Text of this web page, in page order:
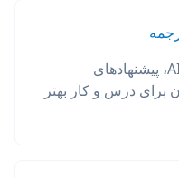
نوشتار خود را با ابزارهای گرامر AI، پیشنهادهای
برای درس و کار بهتر